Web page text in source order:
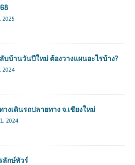
2025
บบ้านวันปีใหม่ ต้องวางแผนอะไรบ้าง?
2024
างเดินรถปลายทาง จ.เชียงใหม่
2024
ลักษ์ทัวร์